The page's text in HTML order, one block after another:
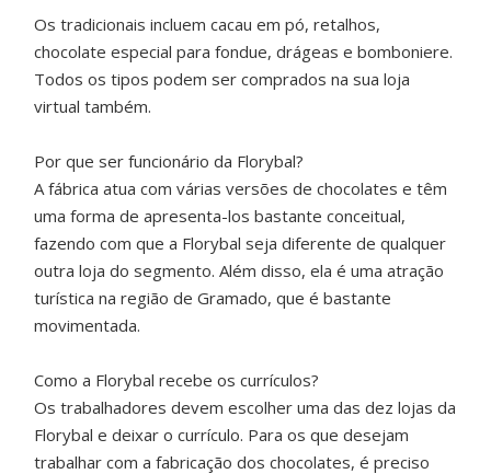
Os tradicionais incluem cacau em pó, retalhos,
chocolate especial para fondue, drágeas e bomboniere.
Todos os tipos podem ser comprados na sua loja
virtual também.
Por que ser funcionário da Florybal?
A fábrica atua com várias versões de chocolates e têm
uma forma de apresenta-los bastante conceitual,
fazendo com que a Florybal seja diferente de qualquer
outra loja do segmento. Além disso, ela é uma atração
turística na região de Gramado, que é bastante
movimentada.
Como a Florybal recebe os currículos?
Os trabalhadores devem escolher uma das dez lojas da
Florybal e deixar o currículo. Para os que desejam
trabalhar com a fabricação dos chocolates, é preciso